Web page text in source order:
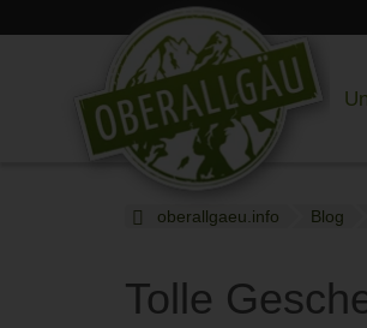
oberallgaeu.info Blog
Tolle